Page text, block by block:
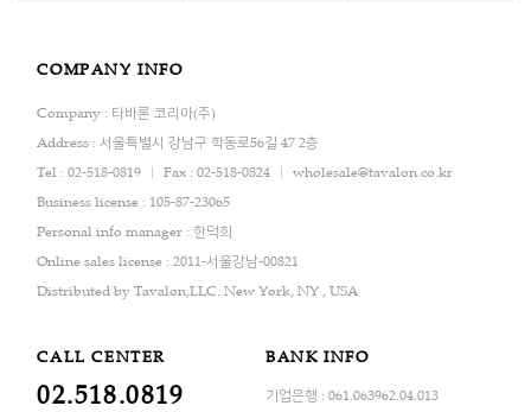
COMPANY INFO
Company : 타바론 코리아(주)
Address : 서울특별시 강남구 학동로56길 47 2층
Tel : 02-518-0819
Fax : 02-518-0824
wholesale@tavalon.co.kr
Business license : 105-87-23065
Personal info manager : 한덕희
Online sales license : 2011-서울강남-00821
Distributed by Tavalon,LLC. New York, NY , USA
CALL CENTER
02.518.0819
BANK INFO
기업은행 : 061.063962.04.013